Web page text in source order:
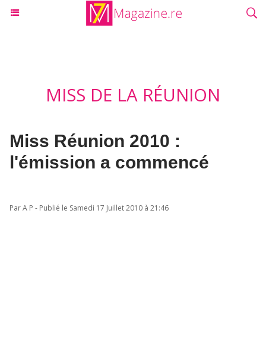
MISS DE LA RÉUNION
Miss Réunion 2010 :
l'émission a commencé
Par A P - Publié le Samedi 17 Juillet 2010 à 21:46